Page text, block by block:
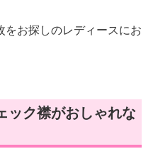
お探しのレディースにお
ック襟がおしゃれな